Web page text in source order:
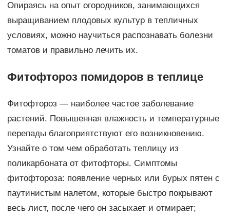
Опираясь на опыт огородников, занимающихся
выращиванием плодовых культур в тепличных
условиях, можно научиться распознавать болезни
томатов и правильно лечить их.
Фитофтороз помидоров в теплице
Фитофтороз — наиболее частое заболевание
растений. Повышенная влажность и температурные
перепады благоприятствуют его возникновению.
Узнайте о том чем обработать теплицу из
поликарбоната от фитофторы. Симптомы
фитофтороза: появление черных или бурых пятен с
паутинистым налетом, которые быстро покрывают
весь лист, после чего он засыхает и отмирает;